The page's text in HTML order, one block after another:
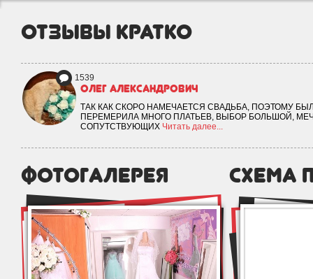
отзывы кратко
1539
Олег Александрович
ТАК КАК СКОРО НАМЕЧАЕТСЯ СВАДЬБА, ПОЭТОМУ
ПЕРЕМЕРИЛА МНОГО ПЛАТЬЕВ, ВЫБОР БОЛЬШОЙ,
СОПУТСТВУЮЩИХ Читать далее...
фотогалерея схема